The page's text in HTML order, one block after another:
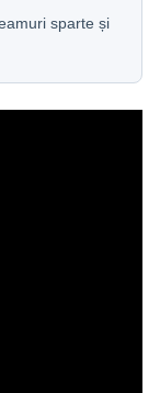
sparte și